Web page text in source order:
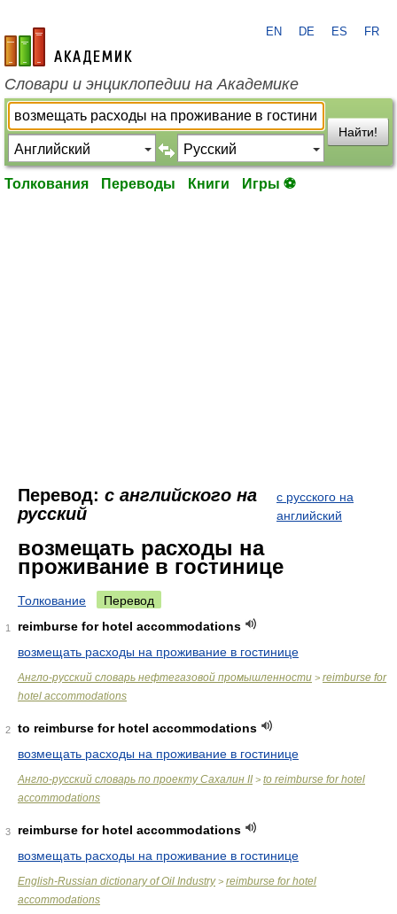
academic.ru
EN DE ES FR
Словари и энциклопедии на Академике
Найти!
Толкования Переводы Книги Игры ⚽
Перевод: с английского на
русский
с русского на
английский
возмещать расходы на
проживание в гостинице
Толкование Перевод
1
reimburse for hotel accommodations
возмещать расходы на проживание в гостинице
Англо-русский словарь нефтегазовой промышленности > reimburse for
hotel accommodations
2
to reimburse for hotel accommodations
возмещать расходы на проживание в гостинице
Англо-русский словарь по проекту Сахалин II > to reimburse for hotel
accommodations
3
reimburse for hotel accommodations
возмещать расходы на проживание в гостинице
English-Russian dictionary of Oil Industry> reimburse for hotel
accommodations